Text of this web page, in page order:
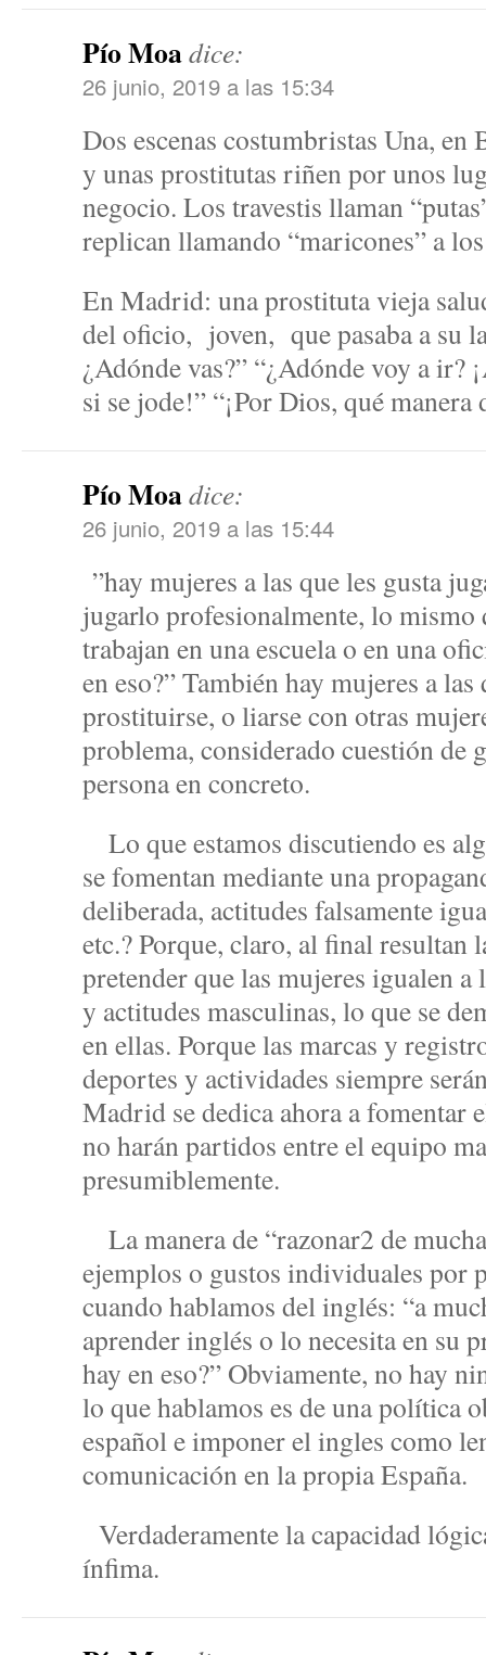
Pío Moadice:
26 junio, 2019 a las 15:34
Dos escenas costumbristas Una, en
y unas prostitutas riñen por unos
negocio. Los travestis llaman
replican llamando “maricones” a
En Madrid: una prostituta vieja
del oficio, joven, que pasaba a su
¿Adónde vas?” “¿Adónde voy a ir?
si se jode!” “¡Por Dios, qué manera
Pío Moadice:
26 junio, 2019 a las 15:44
”hay mujeres a las que les gusta
jugarlo profesionalmente, lo mismo
trabajan en una escuela o en una
en eso?” También hay mujeres a
prostituirse, o liarse con otras
problema, considerado cuestión de
persona en concreto.
Lo que estamos discutiendo es
se fomentan mediante una
deliberada, actitudes falsamente
etc.? Porque, claro, al final resultan
pretender que las mujeres igualen a
y actitudes masculinas, lo que se
en ellas. Porque las marcas y
deportes y actividades siempre
Madrid se dedica ahora a fomentar
no harán partidos entre el equipo
presumiblemente.
La manera de “razonar2 de
ejemplos o gustos individuales por
cuando hablamos del inglés: “a
aprender inglés o lo necesita en su
hay en eso?” Obviamente, no hay
lo que hablamos es de una política
español e imponer el ingles como
comunicación en la propia España.
Verdaderamente la capacidad
ínfima.